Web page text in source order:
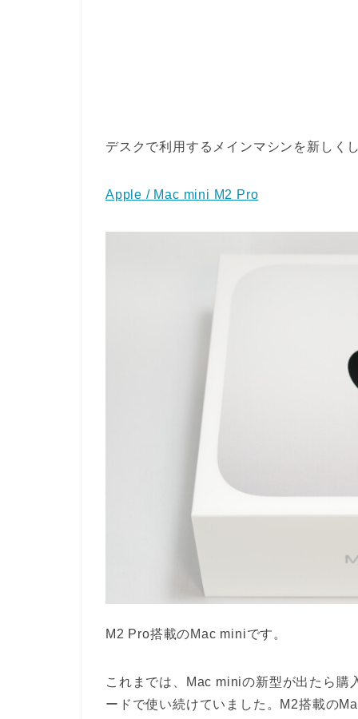
デスクで利用するメインマシンを新しく
Apple / Mac mini M2 Pro
M2 Pro搭載のMac miniです。
これまでは、Mac miniの新型が出たら
ードで使い続けていました。M2搭載の